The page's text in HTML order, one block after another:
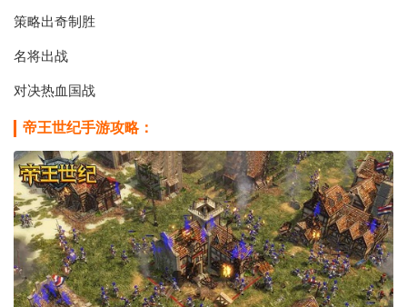
策略出奇制胜
名将出战
对决热血国战
帝王世纪手游攻略：